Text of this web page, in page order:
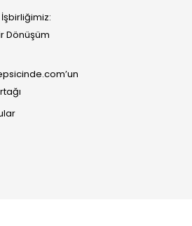
Dönüşüm